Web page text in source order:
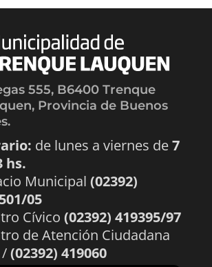
555, B6400 Trenque
Provincia de Buenos
de lunes a viernes de7
hs.
Municipal (02392)
05
Cívico (02392) 419395/97
de Atención Ciudadana
(02392) 419060